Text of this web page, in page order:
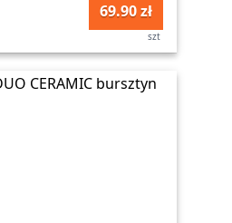
69.90 zł
szt